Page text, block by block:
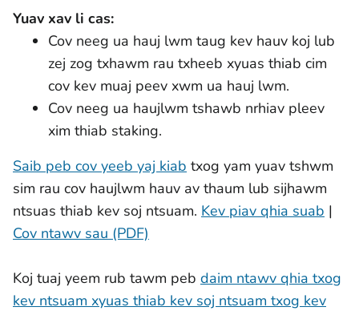
Yuav xav li cas:
Cov neeg ua hauj lwm taug kev hauv koj lub
zej zog txhawm rau txheeb xyuas thiab cim
cov kev muaj peev xwm ua hauj lwm.
Cov neeg ua haujlwm tshawb nrhiav pleev
xim thiab staking.
Saib peb cov yeeb yaj kiab txog yam yuav tshwm
sim rau cov haujlwm hauv av thaum lub sijhawm
ntsuas thiab kev soj ntsuam. Kev piav qhia suab |
Cov ntawv sau (PDF)
Koj tuaj yeem rub tawm peb daim ntawv qhia txog
kev ntsuam xyuas thiab kev soj ntsuam txog kev